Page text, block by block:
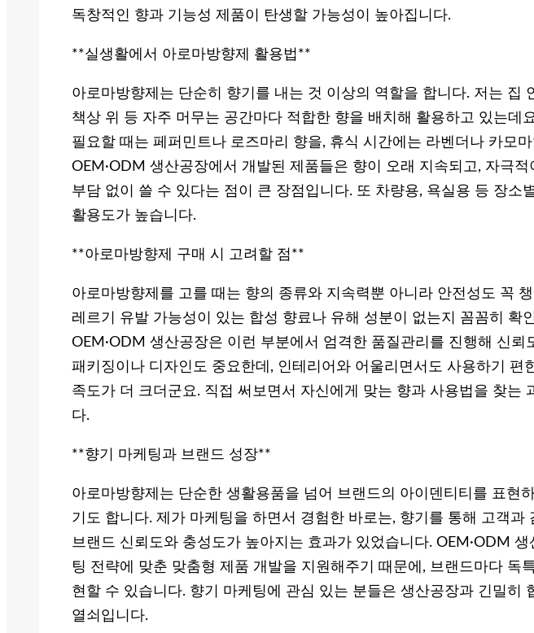
독창적인 향과 기능성 제품이 탄생할 가능성이 높아집니다.
**실생활에서 아로마방향제 활용법**
아로마방향제는 단순히 향기를 내는 것 이상의 역할을 합니다. 저는 집
책상 위 등 자주 머무는 공간마다 적합한 향을 배치해 활용하고 있는데
필요할 때는 페퍼민트나 로즈마리 향을, 휴식 시간에는 라벤더나 카모
OEM·ODM 생산공장에서 개발된 제품들은 향이 오래 지속되고, 자극적
부담 없이 쓸 수 있다는 점이 큰 장점입니다. 또 차량용, 욕실용 등 장소
활용도가 높습니다.
**아로마방향제 구매 시 고려할 점**
아로마방향제를 고를 때는 향의 종류와 지속력뿐 아니라 안전성도 꼭
레르기 유발 가능성이 있는 합성 향료나 유해 성분이 없는지 꼼꼼히 확
OEM·ODM 생산공장은 이런 부분에서 엄격한 품질관리를 진행해 신뢰
패키징이나 디자인도 중요한데, 인테리어와 어울리면서도 사용하기 편
족도가 더 크더군요. 직접 써보면서 자신에게 맞는 향과 사용법을 찾는
다.
**향기 마케팅과 브랜드 성장**
아로마방향제는 단순한 생활용품을 넘어 브랜드의 아이덴티티를 표현
기도 합니다. 제가 마케팅을 하면서 경험한 바로는, 향기를 통해 고객과
브랜드 신뢰도와 충성도가 높아지는 효과가 있었습니다. OEM·ODM 생
팅 전략에 맞춘 맞춤형 제품 개발을 지원해주기 때문에, 브랜드마다 독
현할 수 있습니다. 향기 마케팅에 관심 있는 분들은 생산공장과 긴밀히
열쇠입니다.